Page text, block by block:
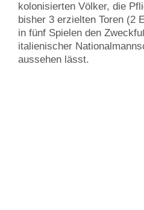
kolonisierten Völker, die
bisher 3 erzielten Toren (2
in fünf Spielen den
italienischer
aussehen lässt.